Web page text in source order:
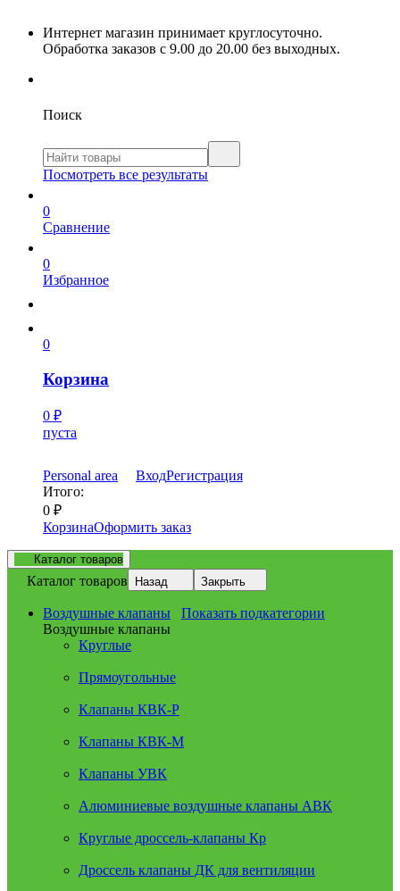
Интернет магазин принимает круглосуточно.
Обработка заказов с 9.00 до 20.00 без выходных.
Поиск
Посмотреть все результаты
0
Сравнение
0
Избранное
0
Корзина
0 ₽
пуста
Personal area ВходРегистрация
Итого:
0 ₽
КорзинаОформить заказ
Каталог товаров
Каталог товаров Назад Закрыть
Воздушные клапаны
Показать подкатегории
Воздушные клапаны
Круглые
Прямоугольные
Клапаны КВК-Р
Клапаны КВК-М
Клапаны УВК
Алюминиевые воздушные клапаны АВК
Круглые дроссель-клапаны Кр
Дроссель клапаны ДК для вентиляции